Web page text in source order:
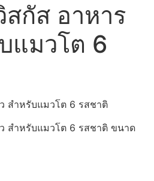
กัส อาหาร
แมวโต 6
สำหรับแมวโต 6 รสชาติ
สำหรับแมวโต 6 รสชาติ ขนาด